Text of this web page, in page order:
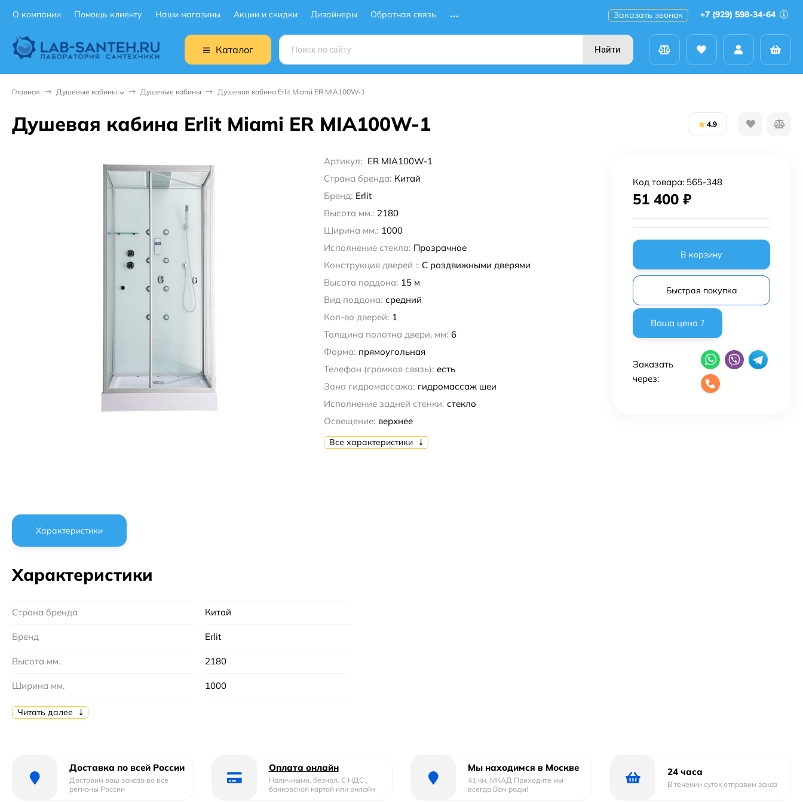
О компании Помощь клиенту Наши магазины Акции и скидки Дизайнеры Обратная связь Заказать звонок +7 (929) 598-34-64
Каталог Найти
Главная Душевые кабины Душевые кабины Душевая кабина Erlit Miami ER MIA100W-1
Душевая кабина Erlit Miami ER MIA100W-1 4.9
Артикул: ER MIA100W-1
Страна бренда: Китай
Бренд: Erlit
Высота мм.: 2180
Ширина мм.: 1000
Исполнение стекла: Прозрачное
Конструкция дверей :: С раздвижными дверями
Высота поддона: 15 м
Вид поддона: средний
Кол-во дверей: 1
Толщина полотна двери, мм: 6
Форма: прямоугольная
Телефон (громкая связь): есть
Зона гидромассажа: гидромассаж шеи
Исполнение задней стенки: стекло
Освещение: верхнее
Все характеристики
Код товара: 565-348
51 400 ₽
В корзину
Быстрая покупка
Заказать
через:
Характеристики
Характеристики
Страна бренда Китай
Бренд Erlit
Высота мм. 2180
Ширина мм. 1000
Исполнение стекла
Вид поддона средний
Читать далее
Доставка по всей России
Доставим ваш заказа во все
регионы России
Оплата онлайн
Наличными, безнал. С НДС ,
банковской картой или онлайн
Мы находимся в Москве
41 км. МКАД Приходите мы
всегда Вам рады!
24 часа
В течении суток отправим заказ